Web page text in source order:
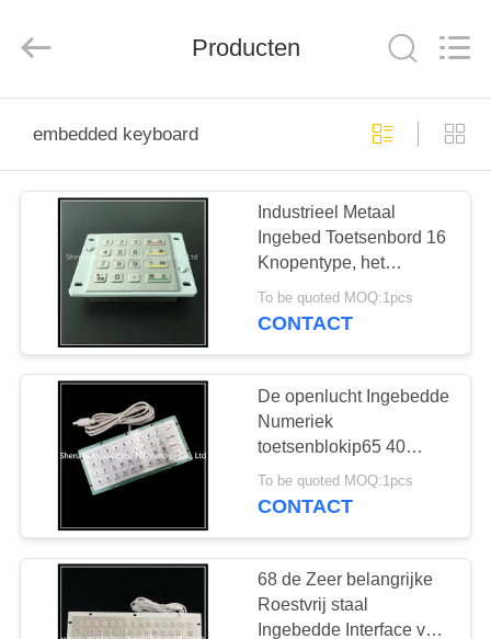
PRODUCTEN
ONGEVEER
ONS
FABRIEKSREIS
KWALITEITSCONTROLE
CONTACTEER
ONS
VERZOEK
Rights
Reserved.
Producten
embedded keyboard
Industrieel Metaal
Ingebed Toetsenbord 16
Knopentype, het
Toetsenbord van de
Douanedoopvont
To be quoted MOQ:1pcs
CONTACT
De openlucht Ingebedde
Numeriek
toetsenblokip65 40
Sleutels typen voor
Kiosk/Lift/ATM
To be quoted MOQ:1pcs
CONTACT
68 de Zeer belangrijke
Roestvrij staal
Ingebedde Interface van